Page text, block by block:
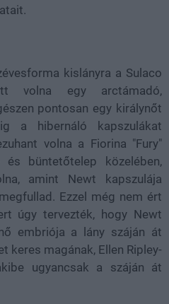
kislányra a Sulaco
volna egy arctámadó,
pontosan egy királynőt
a hibernáló kapszulákat
volna a Fiorina "Fury"
büntetőtelep közelében,
amint Newt kapszulája
Ezzel még nem ért
úgy tervezték, hogy Newt
embriója a lány száján át
keres magának, Ellen Ripley-
ugyancsak a száján át